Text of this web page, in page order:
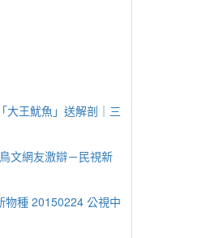
王魷魚」送解剖｜三
文網友激辯－民視新
物種 20150224 公視中